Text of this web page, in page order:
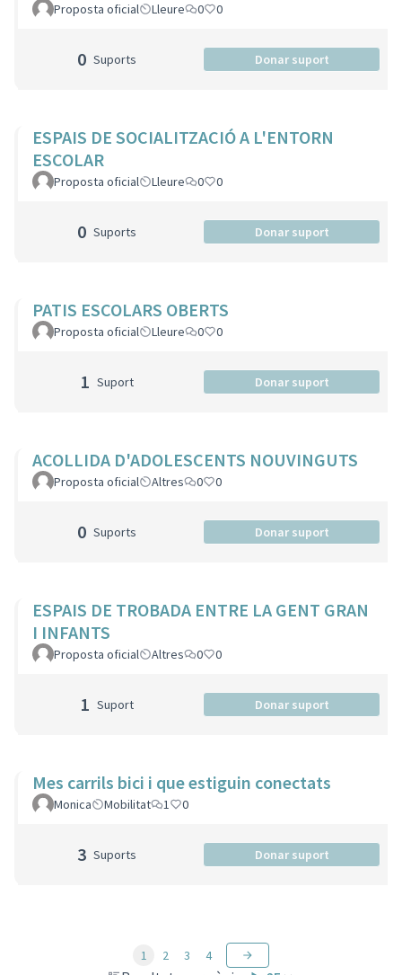
Proposta oficial Lleure 0 0
0 Suports Donar suport
ESPAIS DE SOCIALITZACIÓ A L'ENTORN
ESCOLAR
Proposta oficial Lleure 0 0
0 Suports Donar suport
PATIS ESCOLARS OBERTS
Proposta oficial Lleure 0 0
1 Suport Donar suport
ACOLLIDA D'ADOLESCENTS NOUVINGUTS
Proposta oficial Altres 0 0
0 Suports Donar suport
ESPAIS DE TROBADA ENTRE LA GENT GRAN
I INFANTS
Proposta oficial Altres 0 0
1 Suport Donar suport
Mes carrils bici i que estiguin conectats
Monica Mobilitat 1 0
3 Suports Donar suport
1 2 3 4